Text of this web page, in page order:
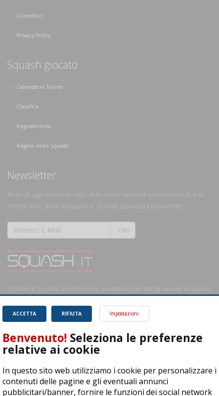
Contattaci
Privacy Policy
Squash giocato
Calendario Tornei
Classifica
Regolamento
Regole dello Squash
Newsletter
Ricevi gli aggiornamenti sugli ultimi eventi nazionali e internazionali, e le
offerte dello Store di Squash.it... Iscriviti alla nostra Newsletter!
OK!
SQUASH.it: Il punto di riferimento quotidiano per tutti gli amanti di questo
RIFIUTA
ACCETTA Impostazioni
Benvenuto! Seleziona le preferenze
relative ai cookie
In questo sito web utilizziamo i cookie per personalizzare i
contenuti delle pagine e gli eventuali annunci
pubblicitari/banner, fornire le funzioni dei social network
04278030988
© Copyright 2015 | All Rights Reserved - Powered byDynDevice